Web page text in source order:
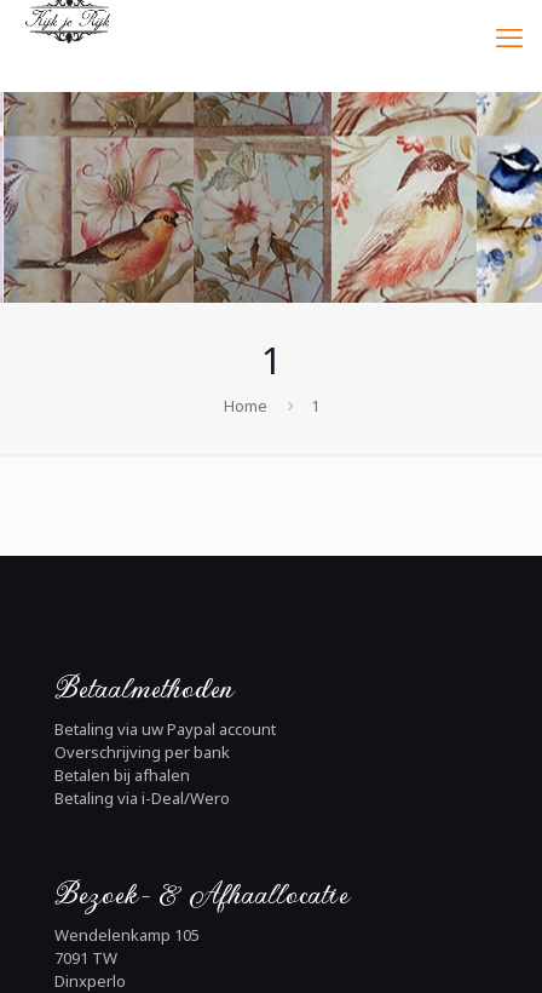
1
Home 1
Betaalmethoden
Betaling via uw Paypal account
Overschrijving per bank
Betalen bij afhalen
Betaling via i-Deal/Wero
Bezoek- & Afhaallocatie
Wendelenkamp 105
7091 TW
Dinxperlo